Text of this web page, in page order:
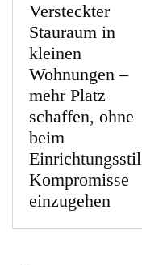
Versteckter
Stauraum in
kleinen
Wohnungen –
mehr Platz
schaffen, ohne
beim
Einrichtungsstil
Kompromisse
einzugehen